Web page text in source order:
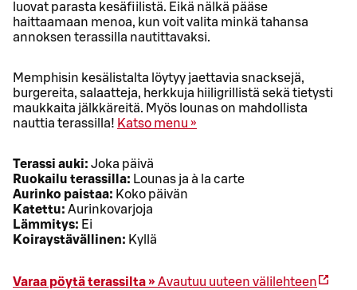
luovat parasta kesäfiilistä. Eikä nälkä pääse
haittaamaan menoa, kun voit valita minkä tahansa
annoksen terassilla nautittavaksi.
Memphisin kesälistalta löytyy jaettavia snacksejä,
burgereita, salaatteja, herkkuja hiiligrillistä sekä tietysti
maukkaita jälkkäreitä. Myös lounas on mahdollista
nauttia terassilla! Katso menu »
Terassi auki: Joka päivä
Ruokailu terassilla: Lounas ja à la carte
Aurinko paistaa: Koko päivän
Katettu: Aurinkovarjoja
Lämmitys: Ei
Koiraystävällinen: Kyllä
Varaa pöytä terassilta » Avautuu uuteen välilehteen